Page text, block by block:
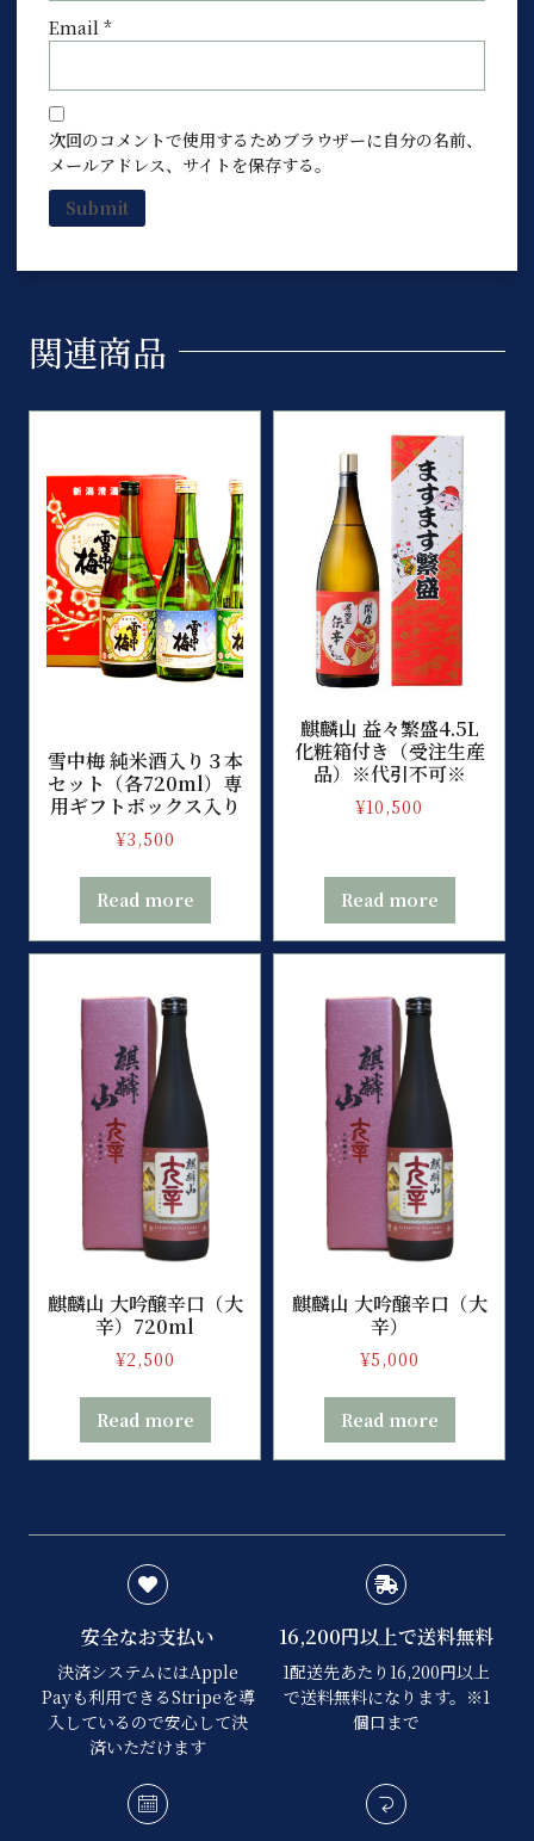
Email *
次回のコメントで使用するためブラウザーに自分の名前、
メールアドレス、サイトを保存する。
関連商品
雪中梅 純米酒入り３本
セット（各720ml）専
用ギフトボックス入り
¥3,500
Read more
麒麟山 益々繁盛4.5L
化粧箱付き（受注生産
品）※代引不可※
¥10,500
Read more
麒麟山 大吟醸辛口（大
辛）720ml
¥2,500
Read more
麒麟山 大吟醸辛口（大
辛）
¥5,000
Read more
安全なお支払い
決済システムにはApple
Payも利用できるStripeを導
入しているので安心して決
済いただけます
16,200円以上で送料無料
1配送先あたり16,200円以上
で送料無料になります。※1
個口まで